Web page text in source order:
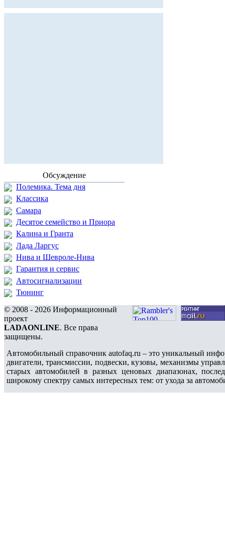
Обсуждение
Полемика. Тема дня
Классика
Самара
Десятое семейство и Приора
Калина и Гранта
Лада Ларгус
Нива и Шевроле-Нива
Гарантия и сервис
Автосигнализации
Тюнинг
© 2008 - 2026 Информационный
проект
LADAONLINE. Все права
защищены.
Автомобильный справочник autofaq.ru – это уникальный
двигатели, трансмиссии, подвески, кузовы, механизмы
старых автомобилей в разных ценовых диапазонах,
широкому спектру самых интересных тем: от ухода за